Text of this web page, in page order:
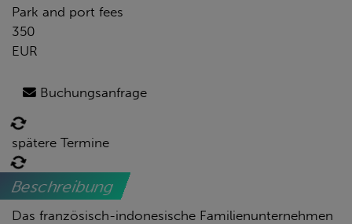
Park and port fees
350
EUR
Buchungsanfrage
spätere Termine
Beschreibung
Das französisch-indonesische Familienunternehmen